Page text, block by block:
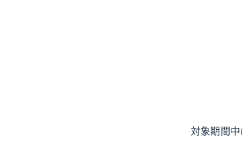
対象期間